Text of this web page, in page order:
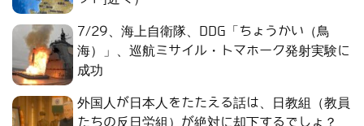
7/29、海上自衛隊、DDG「ちょうかい（鳥
海）」、巡航ミサイル・トマホーク発射実験に
成功
外国人が日本人をたたえる話は、日教組（教員
たちの反日労組）が絶対に却下するでしょ？